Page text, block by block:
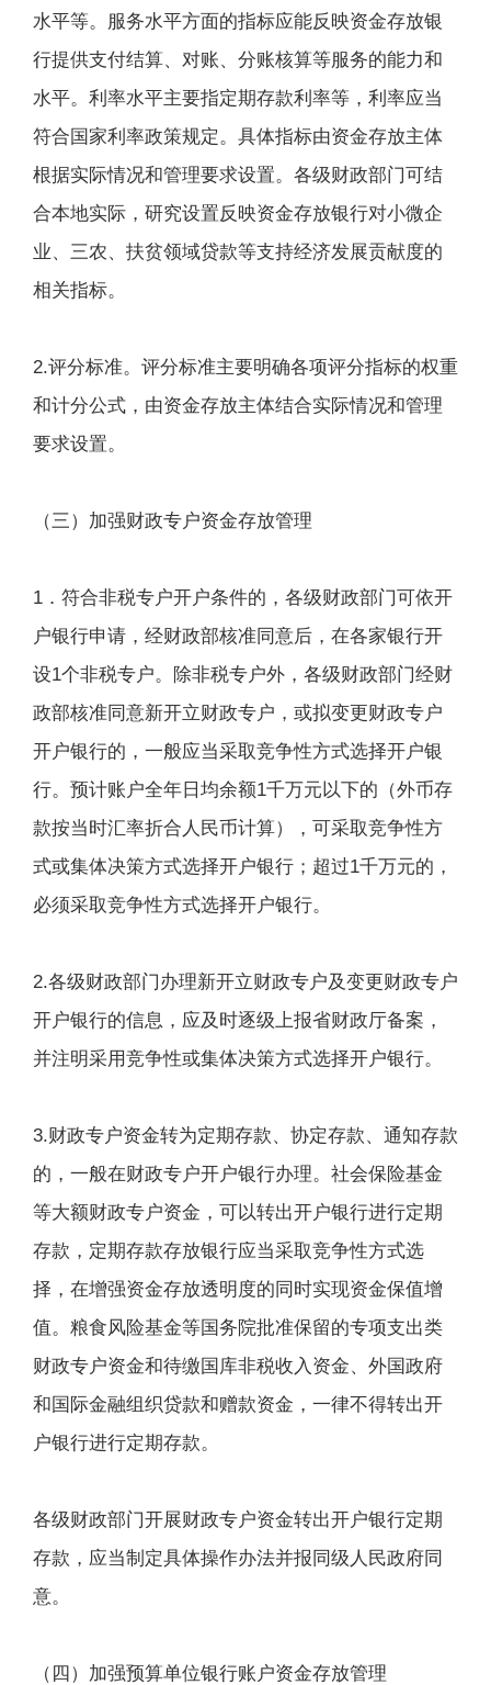
水平等。服务水平方面的指标应能反映资金存放银
行提供支付结算、对账、分账核算等服务的能力和
水平。利率水平主要指定期存款利率等，利率应当
符合国家利率政策规定。具体指标由资金存放主体
根据实际情况和管理要求设置。各级财政部门可结
合本地实际，研究设置反映资金存放银行对小微企
业、三农、扶贫领域贷款等支持经济发展贡献度的
相关指标。
2.评分标准。评分标准主要明确各项评分指标的权重
和计分公式，由资金存放主体结合实际情况和管理
要求设置。
（三）加强财政专户资金存放管理
1．符合非税专户开户条件的，各级财政部门可依开
户银行申请，经财政部核准同意后，在各家银行开
设1个非税专户。除非税专户外，各级财政部门经财
政部核准同意新开立财政专户，或拟变更财政专户
开户银行的，一般应当采取竞争性方式选择开户银
行。预计账户全年日均余额1千万元以下的（外币存
款按当时汇率折合人民币计算），可采取竞争性方
式或集体决策方式选择开户银行；超过1千万元的，
必须采取竞争性方式选择开户银行。
2.各级财政部门办理新开立财政专户及变更财政专户
开户银行的信息，应及时逐级上报省财政厅备案，
并注明采用竞争性或集体决策方式选择开户银行。
3.财政专户资金转为定期存款、协定存款、通知存款
的，一般在财政专户开户银行办理。社会保险基金
等大额财政专户资金，可以转出开户银行进行定期
存款，定期存款存放银行应当采取竞争性方式选
择，在增强资金存放透明度的同时实现资金保值增
值。粮食风险基金等国务院批准保留的专项支出类
财政专户资金和待缴国库非税收入资金、外国政府
和国际金融组织贷款和赠款资金，一律不得转出开
户银行进行定期存款。
各级财政部门开展财政专户资金转出开户银行定期
存款，应当制定具体操作办法并报同级人民政府同
意。
（四）加强预算单位银行账户资金存放管理